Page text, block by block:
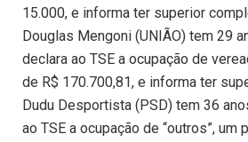
15.000, e informa ter superior
Douglas Mengoni (UNIÃO) tem 29
declara ao TSE a ocupação de
de R$ 170.700,81, e informa ter
Dudu Desportista (PSD) tem 36
ao TSE a ocupação de “outros”, um